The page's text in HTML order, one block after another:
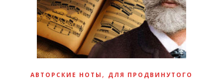
АВТОРСКИЕ НОТЫ , ДЛЯ ПРОДВИНУТОГО